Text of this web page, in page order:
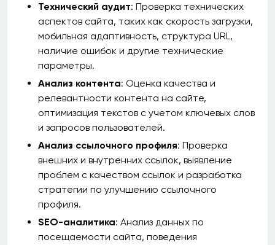
Технический аудит: Проверка технических
аспектов сайта, таких как скорость загрузки,
мобильная адаптивность, структура URL,
наличие ошибок и другие технические
параметры.
Анализ контента: Оценка качества и
релевантности контента на сайте,
оптимизация текстов с учетом ключевых слов
и запросов пользователей.
Анализ ссылочного профиля: Проверка
внешних и внутренних ссылок, выявление
проблем с качеством ссылок и разработка
стратегии по улучшению ссылочного
профиля.
SEO-аналитика: Анализ данных по
посещаемости сайта, поведения